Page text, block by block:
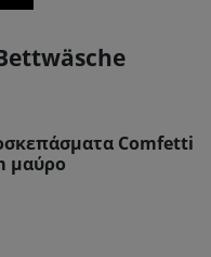
Comfetti
μαύρο